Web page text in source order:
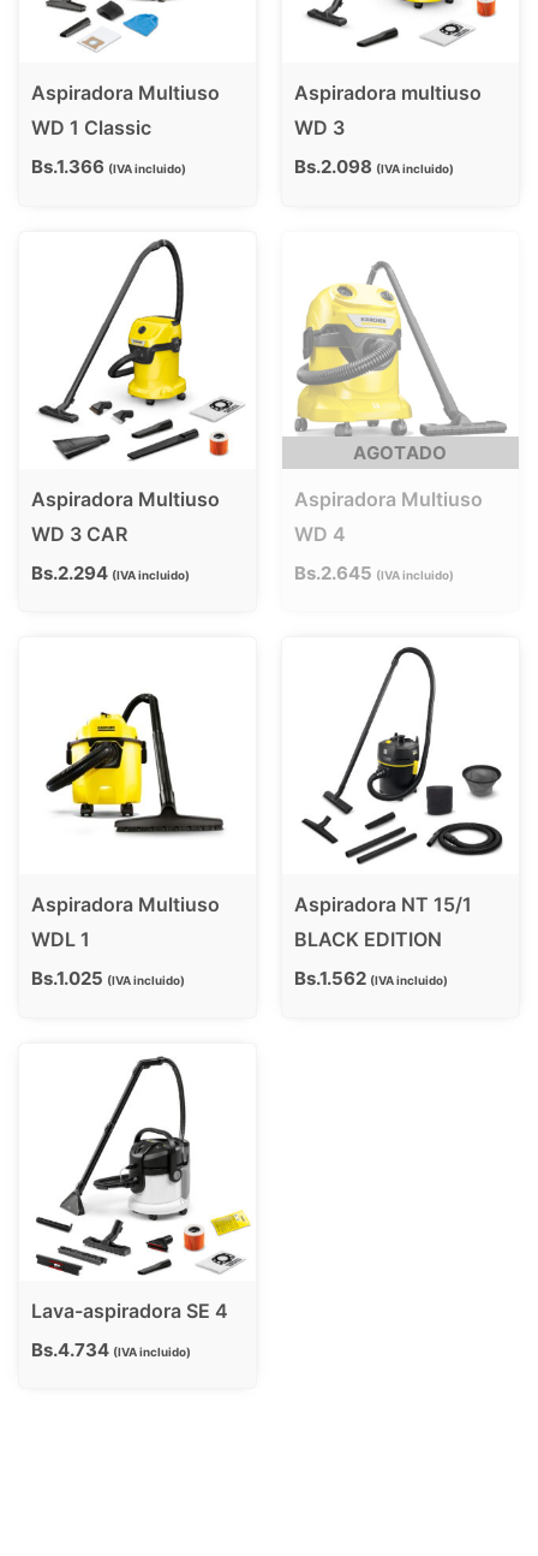
Aspiradora Multiuso
WD 1 Classic
Bs.1.366 IVA incluido
Aspiradora multiuso
WD 3
Bs.2.098 IVA incluido
Aspiradora Multiuso
WD 3 CAR
Bs.2.294 IVA incluido
AGOTADO
Aspiradora Multiuso
WD 4
Bs.2.645 IVA incluido
Aspiradora Multiuso
WDL 1
Bs.1.025 IVA incluido
Aspiradora NT 15/1
BLACK EDITION
Bs.1.562 IVA incluido
Lava-aspiradora SE 4
Bs.4.734 IVA incluido